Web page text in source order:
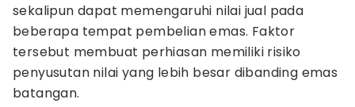
sekalipun dapat memengaruhi nilai jual pada
beberapa tempat pembelian emas. Faktor
tersebut membuat perhiasan memiliki risiko
penyusutan nilai yang lebih besar dibanding emas
batangan.